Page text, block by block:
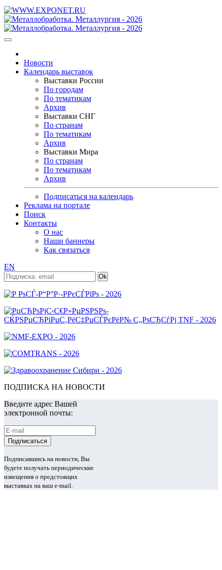
Новости
Календарь выставок
Выставки России
По городам
По тематикам
Архив
Выставки СНГ
По странам
По тематикам
Архив
Выставки Мира
По странам
По тематикам
Архив
Подписаться на календарь
Реклама на портале
Поиск
Контакты
О нас
Наши баннеры
Как связаться
EN
ПОДПИСКА НА НОВОСТИ
Введите адрес Вашей
электронной почты:
Подписавшись на новости, Вы
будете получать периодические
извещения о предстоящих
выставках на ваш e-mail.